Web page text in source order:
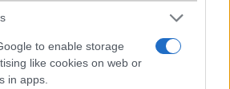
to enable storage
like cookies on web or
in apps.
amely észrevétlenül könnyíti
| Android Police
alkalmazásokra esküszik, pedig az
olyan intelligens funkciókat kínál,